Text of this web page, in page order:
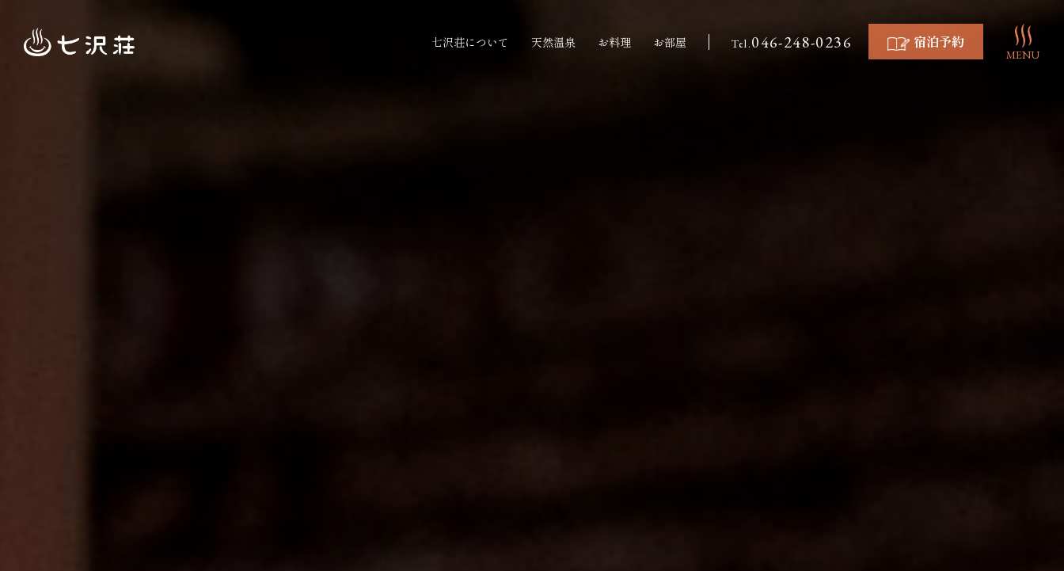
七沢荘について 天然温泉 お料理 お部屋 Tel.046-248-0236 宿泊予約
MENU